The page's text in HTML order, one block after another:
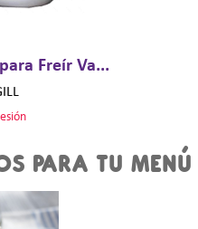
Freír Va...
PARA TU MENÚ